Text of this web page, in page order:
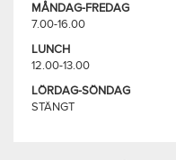
MÅNDAG-FREDAG
7.00-16.00
LUNCH
12.00-13.00
LÖRDAG-SÖNDAG
STÄNGT